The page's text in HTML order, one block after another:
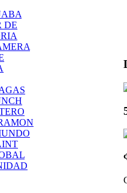
DE